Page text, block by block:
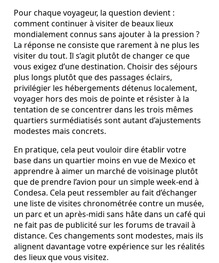
Pour chaque voyageur, la question devient :
comment continuer à visiter de beaux lieux
mondialement connus sans ajouter à la pression ?
La réponse ne consiste que rarement à ne plus les
visiter du tout. Il s’agit plutôt de changer ce que
vous exigez d’une destination. Choisir des séjours
plus longs plutôt que des passages éclairs,
privilégier les hébergements détenus localement,
voyager hors des mois de pointe et résister à la
tentation de se concentrer dans les trois mêmes
quartiers surmédiatisés sont autant d’ajustements
modestes mais concrets.
En pratique, cela peut vouloir dire établir votre
base dans un quartier moins en vue de Mexico et
apprendre à aimer un marché de voisinage plutôt
que de prendre l’avion pour un simple week-end à
Condesa. Cela peut ressembler au fait d’échanger
une liste de visites chronométrée contre un musée,
un parc et un après-midi sans hâte dans un café qui
ne fait pas de publicité sur les forums de travail à
distance. Ces changements sont modestes, mais ils
alignent davantage votre expérience sur les réalités
des lieux que vous visitez.